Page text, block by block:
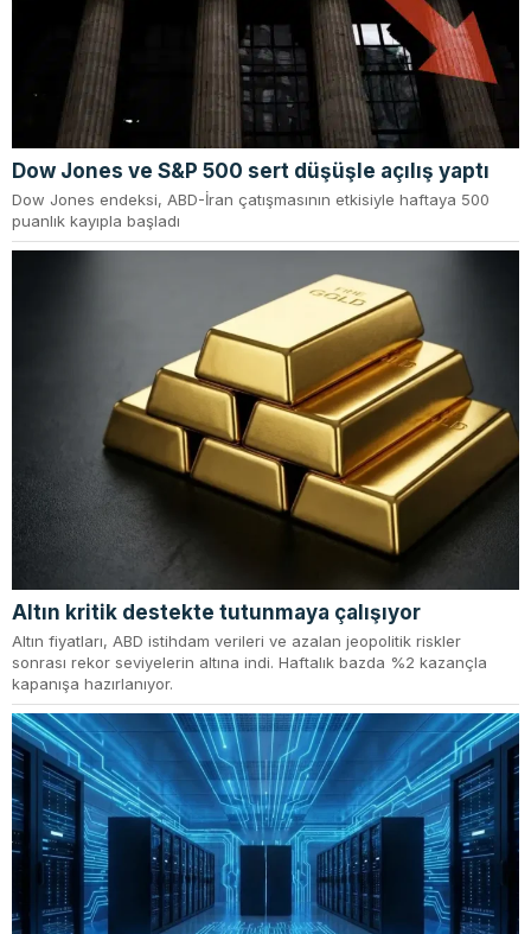
Dow Jones ve S&P 500 sert düşüşle açılış yaptı
Dow Jones endeksi, ABD-İran çatışmasının etkisiyle haftaya 500
puanlık kayıpla başladı
Altın kritik destekte tutunmaya çalışıyor
Altın fiyatları, ABD istihdam verileri ve azalan jeopolitik riskler
sonrası rekor seviyelerin altına indi. Haftalık bazda %2 kazançla
kapanışa hazırlanıyor.